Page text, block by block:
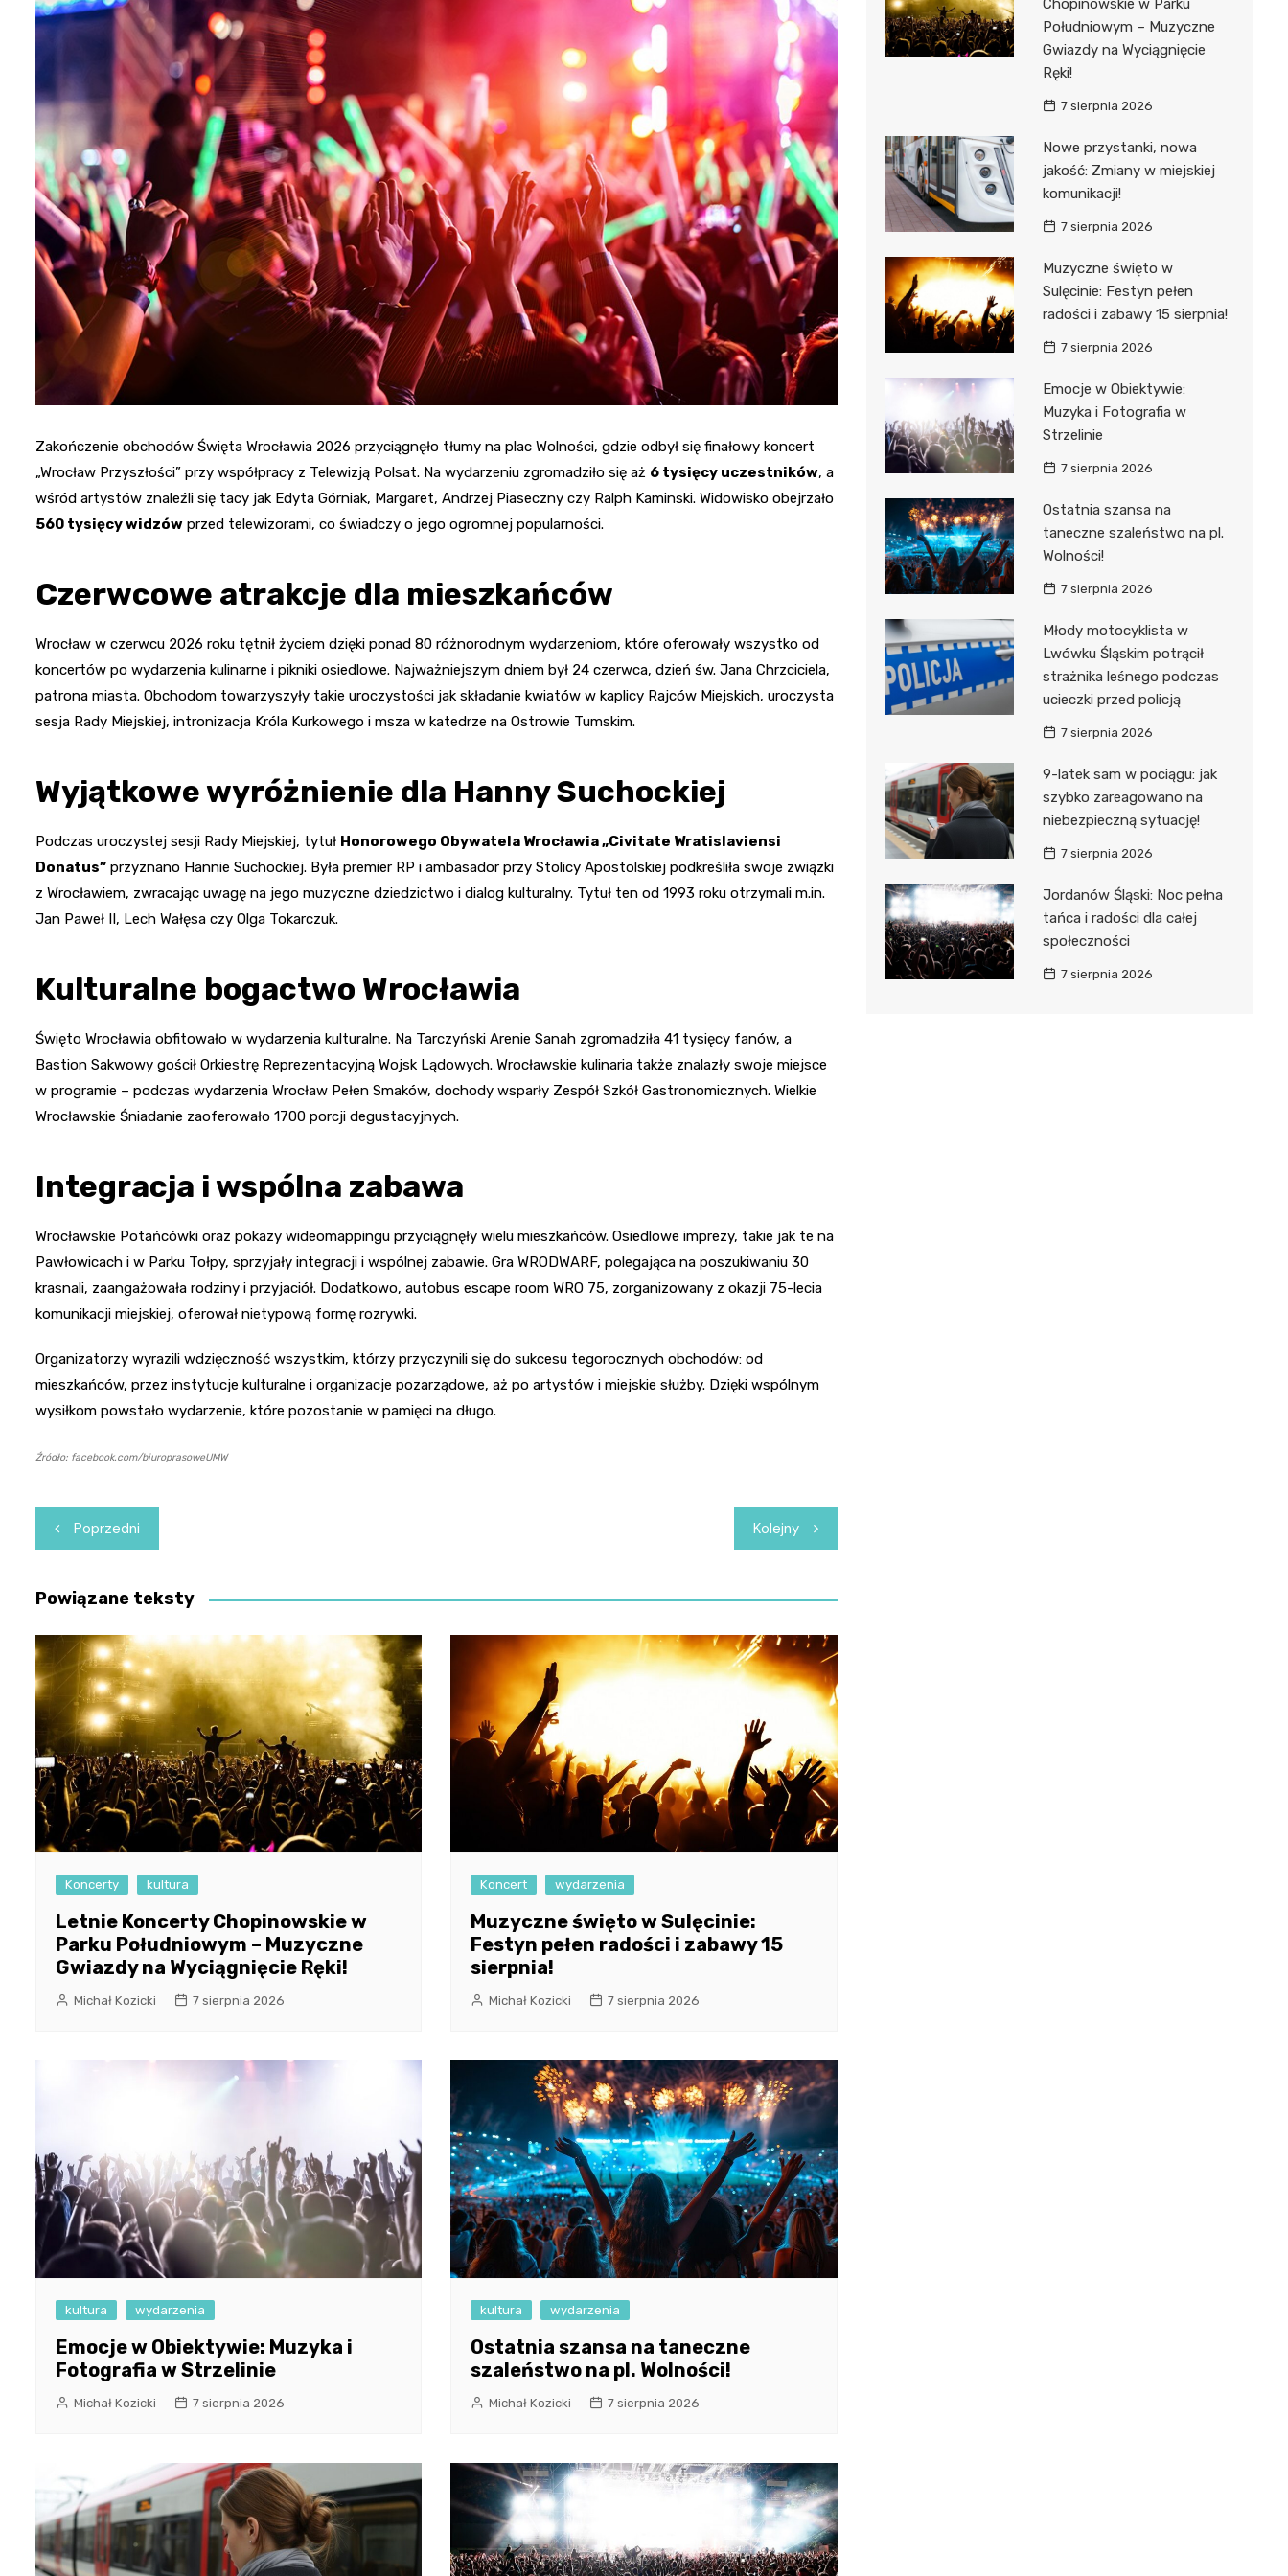
Kino
Poczta
Zakończenie obchodów Święta Wrocławia 2026 przyciągnęło tłumy na plac Wolności, gdzie odbył się finałowy koncert
„Wrocław Przyszłości” przy współpracy z Telewizją Polsat. Na wydarzeniu zgromadziło się aż 6 tysięcy uczestników, a
wśród artystów znaleźli się tacy jak Edyta Górniak, Margaret, Andrzej Piaseczny czy Ralph Kaminski. Widowisko obejrzało
560 tysięcy widzów przed telewizorami, co świadczy o jego ogromnej popularności.
Czerwcowe atrakcje dla mieszkańców
Wrocław w czerwcu 2026 roku tętnił życiem dzięki ponad 80 różnorodnym wydarzeniom, które oferowały wszystko od
koncertów po wydarzenia kulinarne i pikniki osiedlowe. Najważniejszym dniem był 24 czerwca, dzień św. Jana Chrzciciela,
patrona miasta. Obchodom towarzyszyły takie uroczystości jak składanie kwiatów w kaplicy Rajców Miejskich, uroczysta
sesja Rady Miejskiej, intronizacja Króla Kurkowego i msza w katedrze na Ostrowie Tumskim.
Wyjątkowe wyróżnienie dla Hanny Suchockiej
Podczas uroczystej sesji Rady Miejskiej, tytuł Honorowego Obywatela Wrocławia „Civitate Wratislaviensi
Donatus” przyznano Hannie Suchockiej. Była premier RP i ambasador przy Stolicy Apostolskiej podkreśliła swoje związki
z Wrocławiem, zwracając uwagę na jego muzyczne dziedzictwo i dialog kulturalny. Tytuł ten od 1993 roku otrzymali m.in.
Jan Paweł II, Lech Wałęsa czy Olga Tokarczuk.
Kulturalne bogactwo Wrocławia
Święto Wrocławia obfitowało w wydarzenia kulturalne. Na Tarczyński Arenie Sanah zgromadziła 41 tysięcy fanów, a
Bastion Sakwowy gościł Orkiestrę Reprezentacyjną Wojsk Lądowych. Wrocławskie kulinaria także znalazły swoje miejsce
w programie – podczas wydarzenia Wrocław Pełen Smaków, dochody wsparły Zespół Szkół Gastronomicznych. Wielkie
Wrocławskie Śniadanie zaoferowało 1700 porcji degustacyjnych.
Integracja i wspólna zabawa
Wrocławskie Potańcówki oraz pokazy wideomappingu przyciągnęły wielu mieszkańców. Osiedlowe imprezy, takie jak te na
Pawłowicach i w Parku Tołpy, sprzyjały integracji i wspólnej zabawie. Gra WRODWARF, polegająca na poszukiwaniu 30
krasnali, zaangażowała rodziny i przyjaciół. Dodatkowo, autobus escape room WRO 75, zorganizowany z okazji 75-lecia
komunikacji miejskiej, oferował nietypową formę rozrywki.
Organizatorzy wyrazili wdzięczność wszystkim, którzy przyczynili się do sukcesu tegorocznych obchodów: od
mieszkańców, przez instytucje kulturalne i organizacje pozarządowe, aż po artystów i miejskie służby. Dzięki wspólnym
wysiłkom powstało wydarzenie, które pozostanie w pamięci na długo.
Źródło: facebook.com/biuroprasoweUMW
Nawigacja
wpisu
Poprzedni Kolejny
Powiązane teksty
Koncerty kultura
Letnie Koncerty Chopinowskie w
Parku Południowym – Muzyczne
Gwiazdy na Wyciągnięcie Ręki!
Michał Kozicki 7 sierpnia 2026
Koncert wydarzenia
Muzyczne święto w Sulęcinie:
Festyn pełen radości i zabawy 15
sierpnia!
Michał Kozicki 7 sierpnia 2026
kultura wydarzenia
Emocje w Obiektywie: Muzyka i
Fotografia w Strzelinie
Michał Kozicki 7 sierpnia 2026
kultura wydarzenia
Ostatnia szansa na taneczne
szaleństwo na pl. Wolności!
Michał Kozicki 7 sierpnia 2026
Chopinowskie w Parku
Południowym – Muzyczne
Gwiazdy na Wyciągnięcie
Ręki!
7 sierpnia 2026
Nowe przystanki, nowa
jakość: Zmiany w miejskiej
komunikacji!
7 sierpnia 2026
Muzyczne święto w
Sulęcinie: Festyn pełen
radości i zabawy 15 sierpnia!
7 sierpnia 2026
Emocje w Obiektywie:
Muzyka i Fotografia w
Strzelinie
7 sierpnia 2026
Ostatnia szansa na
taneczne szaleństwo na pl.
Wolności!
7 sierpnia 2026
Młody motocyklista w
Lwówku Śląskim potrącił
strażnika leśnego podczas
ucieczki przed policją
7 sierpnia 2026
9-latek sam w pociągu: jak
szybko zareagowano na
niebezpieczną sytuację!
7 sierpnia 2026
Jordanów Śląski: Noc pełna
tańca i radości dla całej
społeczności
7 sierpnia 2026